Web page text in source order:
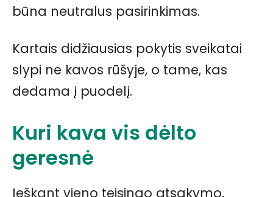
būna neutralus pasirinkimas.
Kartais didžiausias pokytis sveikatai
slypi ne kavos rūšyje, o tame, kas
dedama į puodelį.
Kuri kava vis dėlto
geresnė
Ieškant vieno teisingo atsakymo,